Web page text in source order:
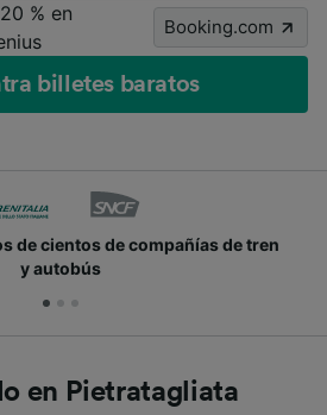
% en
Booking.com
billetes baratos
cientos de compañías de tren
autobús
en Pietratagliata